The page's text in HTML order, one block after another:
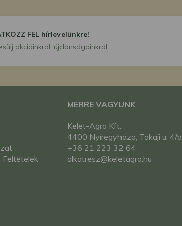
FEL hírlevelünkre!
akcióinkról, újdonságainkról.
Feltételek
MERRE VAGYUNK
Kelet-Agro Kft.
4400 Nyíregyháza, Tokaji u. 4/b
+36 21 223 32 64
alkatresz@keletagro.hu